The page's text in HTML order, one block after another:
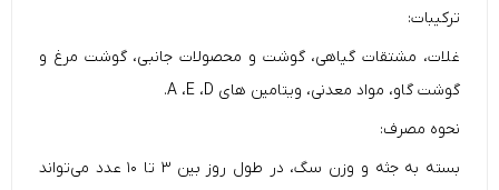
ترکیبات:
غلات، مشتقات گیاهی، گوشت و محصولات جانبی، گوشت مرغ و
گوشت گاو، مواد معدنی، ویتامین های A ،E ،D.
نحوه مصرف:
بسته به جثه و وزن سگ، در طول روز بین ۳ تا ۱۰ عدد می‌تواند